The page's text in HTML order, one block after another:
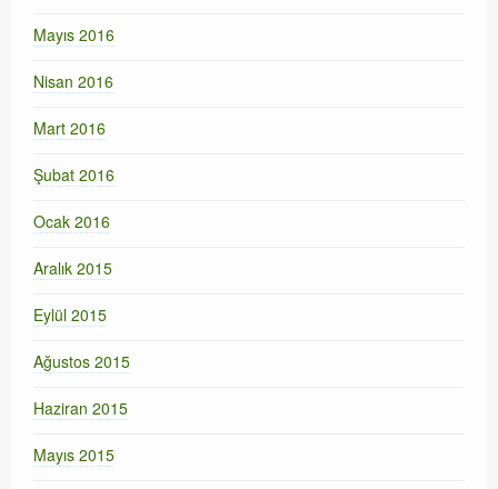
Mayıs 2016
Nisan 2016
Mart 2016
Şubat 2016
Ocak 2016
Aralık 2015
Eylül 2015
Ağustos 2015
Haziran 2015
Mayıs 2015